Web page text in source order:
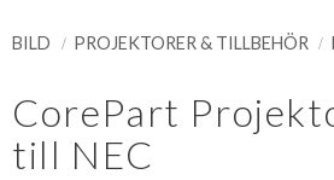
BILD PROJEKTORER & TILLBEHÖR
CorePart
till NEC